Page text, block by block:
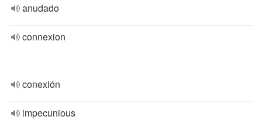
anudado
connexion
conexión
impecunious